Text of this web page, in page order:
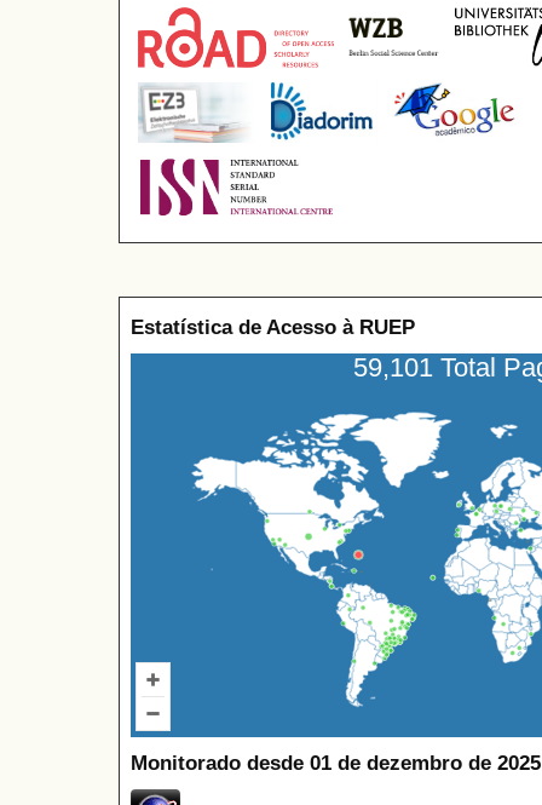
Estatística de Acesso à RUEP
59,101 Total
Monitorado desde 01 de dezembro de